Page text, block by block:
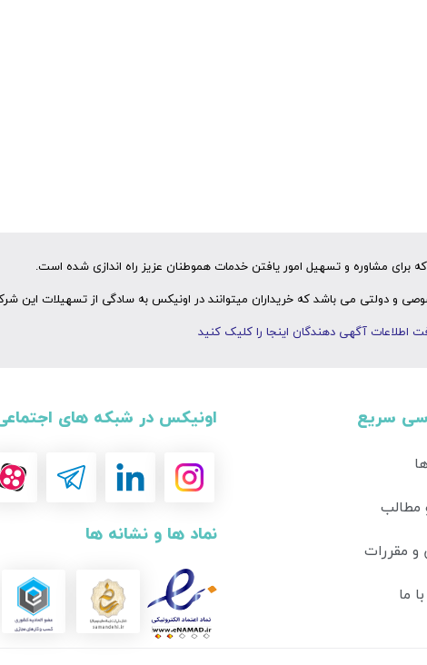
برای مشاوره و تسهیل امور یافتن خدمات هموطنان عزیز راه اندازی شده است.
و دولتی می باشد که خریداران میتوانند در اونیکس به سادگی از تسهیلات این
اطلاعات آگهی دهندگان اینجا را کلیک کنید
اونیکس در شبکه های
نماد ها و نشانه ها
سریع
مطالب
و مقررات
ما